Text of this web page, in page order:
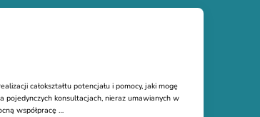
całokształtu potencjału i pomocy, jaki mogę
pojedynczych konsultacjach, nieraz umawianych w
współpracę …